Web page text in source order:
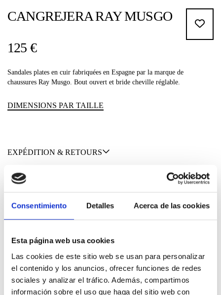
Consentimiento Detalles Acerca de las cookies
Esta página web usa cookies
Las cookies de este sitio web se usan para personalizar
el contenido y los anuncios, ofrecer funciones de redes
sociales y analizar el tráfico. Además, compartimos
información sobre el uso que haga del sitio web con
CANGREJERA RAY MUSGO
125 €
Sandales plates en cuir fabriquées en Espagne par la marque de
chaussures Ray Musgo. Bout ouvert et bride cheville réglable.
DIMENSIONS PAR TAILLE
EXPÉDITION & RETOURS
MATÉRIAUX
Nous n'avons pas à choisir entre être
élégant et conscient. Nos vêtements
sont conçus avec un faible impact afin
que vous soyez les deux.